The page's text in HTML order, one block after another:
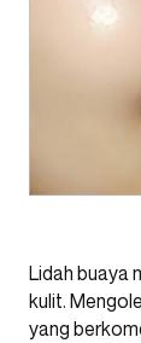
Lidah buaya
kulit.
yang